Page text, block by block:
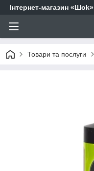
Інтернет-магазин «Шоk»
Товари та послуги